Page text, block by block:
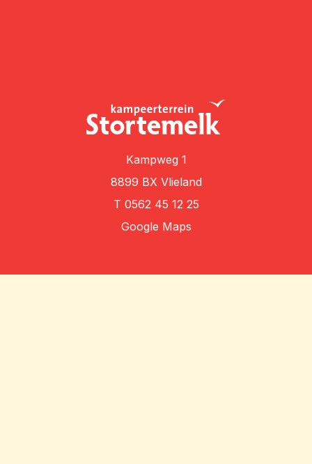
Kampweg 1
8899 BX Vlieland
T 0562 45 12 25
Google Maps